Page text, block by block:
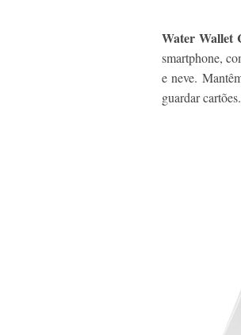
Water Wallet
smartphone,
e neve.
guardar